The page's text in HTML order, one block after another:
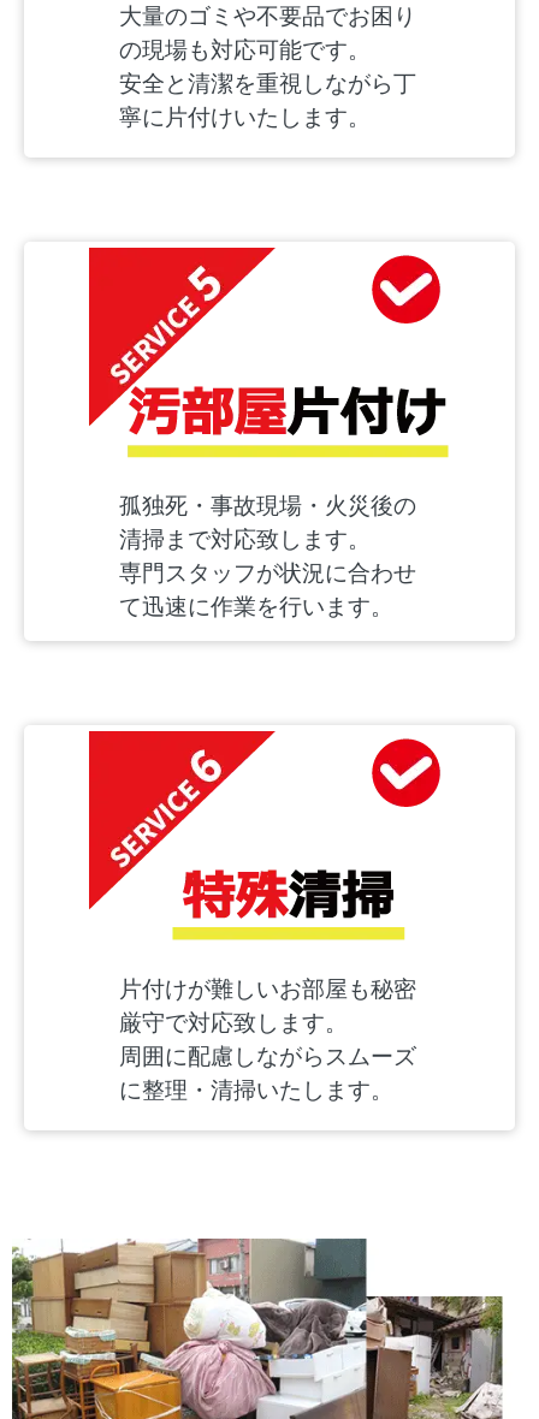
大量のゴミや不要品でお困り
の現場も対応可能です。
安全と清潔を重視しながら丁
寧に片付けいたします。
孤独死・事故現場・火災後の
清掃まで対応致します。
専門スタッフが状況に合わせ
て迅速に作業を行います。
片付けが難しいお部屋も秘密
厳守で対応致します。
周囲に配慮しながらスムーズ
に整理・清掃いたします。